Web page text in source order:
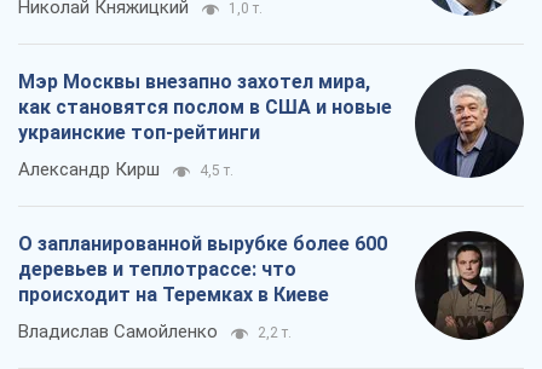
Николай Княжицкий 1,0 т.
Мэр Москвы внезапно захотел мира,
как становятся послом в США и новые
украинские топ-рейтинги
Александр Кирш 4,5 т.
О запланированной вырубке более 600
деревьев и теплотрассе: что
происходит на Теремках в Киеве
Владислав Самойленко 2,2 т.